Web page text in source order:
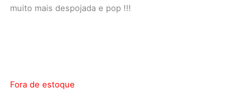
muito mais despojada e pop !!!
Fora de estoque